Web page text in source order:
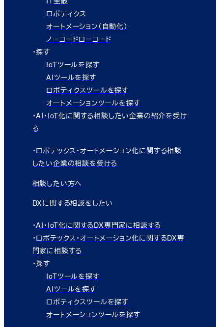
ロボティクス
オートメーション（自動化）
ノーコードローコード
・探す
IoTツールを探す
AIツールを探す
ロボティクスツールを探す
オートメーションツールを探す
・AI・IoT化に関する相談したい企業の紹介を受け
る
・ロボテックス・オートメーション化に関する相談
したい企業の相談を受ける
相談したい方へ
DXに関する相談をしたい
・AI・IoT化に関するDX専門家に相談する
・ロボテックス・オートメーション化に関するDX専
門家に相談する
・探す
IoTツールを探す
AIツールを探す
ロボティクスツールを探す
オートメーションツールを探す